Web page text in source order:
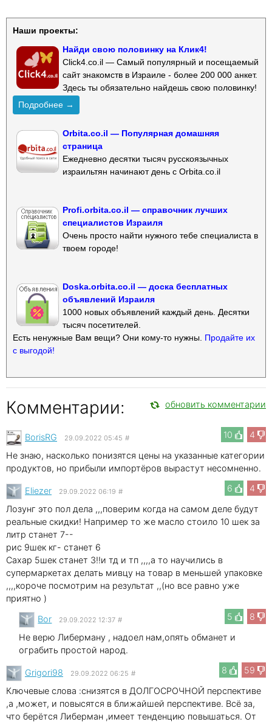
Наши проекты:
Найди свою половинку на Клик4!
Click4.co.il — Самый популярный и посещаемый
сайт знакомств в Израиле - более 200 000 анкет.
Здесь ты обязательно найдешь свою половинку!
Подробнее →
Orbita.co.il — Популярная домашняя
страница
Ежедневно десятки тысяч русскоязычных
израильтян начинают день с Orbita.co.il
Profi.orbita.co.il — справочник лучших
специалистов Израиля
Очень просто найти нужного тебе специалиста в
твоем городе!
Doska.orbita.co.il — доска бесплатных
объявлений Израиля
1000 новых объявлений каждый день. Десятки
тысяч посетителей.
Есть ненужные Вам вещи? Они кому-то нужны. Продайте их
с выгодой!
Комментарии: обновить комментарии
10 4
BorisRG 29.09.2022 05:45 #
Не знаю, насколько понизятся цены на указанные категории
продуктов, но прибыли импортёров вырастут несомненно.
6
4
Eliezer 29.09.2022 06:19 #
Лозунг это пол дела ,,,поверим когда на самом деле будут
реальные скидки! Например то же масло стоило 10 шек за
литр станет 7--
рис 9шек кг- станет 6
Сахар 5шек станет 3!!и тд и тп ,,,,а то научились в
супермаркетах делать мивцу на товар в меньшей упаковке
,,,,короче посмотрим на результат ,,(но все равно уже
приятно )
5
8
Bor 29.09.2022 12:37 #
Не верю Либерману , надоел нам,опять обманет и
ограбить простой народ.
8
59
Grigori98 29.09.2022 06:25 #
Ключевые слова :снизятся в ДОЛГОСРОЧНОЙ перспективе
,а ,может, и повысятся в ближайшей перспективе. Всё за,
что берётся Либерман ,имеет тенденцию повышаться. От